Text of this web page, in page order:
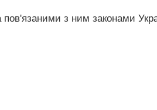
з ним законами